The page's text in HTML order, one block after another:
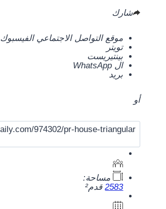
شارك
موقع التواصل الاجتماعي الفيسبوك
تويتر
بينتيريست
ال WhatsApp
بريد
أو
مساحة:
2583قدم²